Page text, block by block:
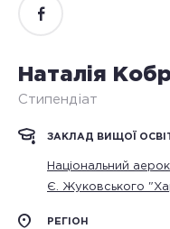
Наталія
Стипендіат
ЗАКЛАД ВИЩОЇ
Національний
Є. Жуковського
РЕГІОН